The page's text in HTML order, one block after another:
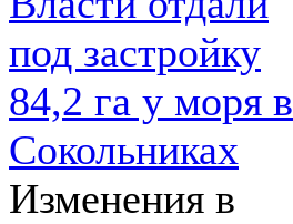
под застройку
84,2 га у моря в
Сокольниках
Изменения в